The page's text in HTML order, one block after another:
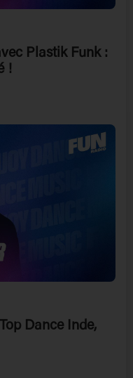
Plastik Funk :
!
Dance Inde,